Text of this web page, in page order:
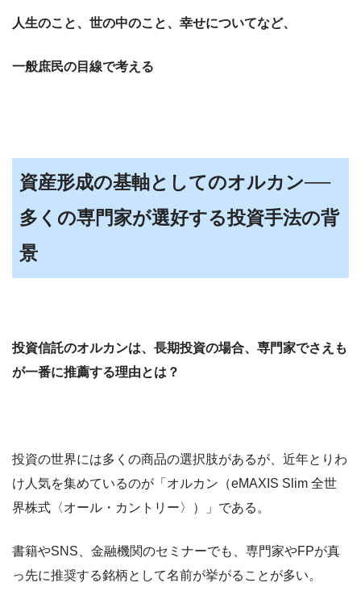
人生のこと、世の中のこと、幸せについてなど、
一般庶民の目線で考える
資産形成の基軸としてのオルカン──
多くの専門家が選好する投資手法の背
景
投資信託のオルカンは、長期投資の場合、専門家でさえも
が一番に推薦する理由とは？
投資の世界には多くの商品の選択肢があるが、近年とりわ
け人気を集めているのが「オルカン（eMAXIS Slim 全世
界株式〈オール・カントリー〉）」である。
書籍やSNS、金融機関のセミナーでも、専門家やFPが真
っ先に推奨する銘柄として名前が挙がることが多い。